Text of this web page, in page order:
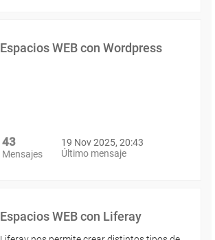
Espacios WEB con Wordpress
43
Mensajes
19 Nov 2025, 20:43
Último mensaje
Espacios WEB con Liferay